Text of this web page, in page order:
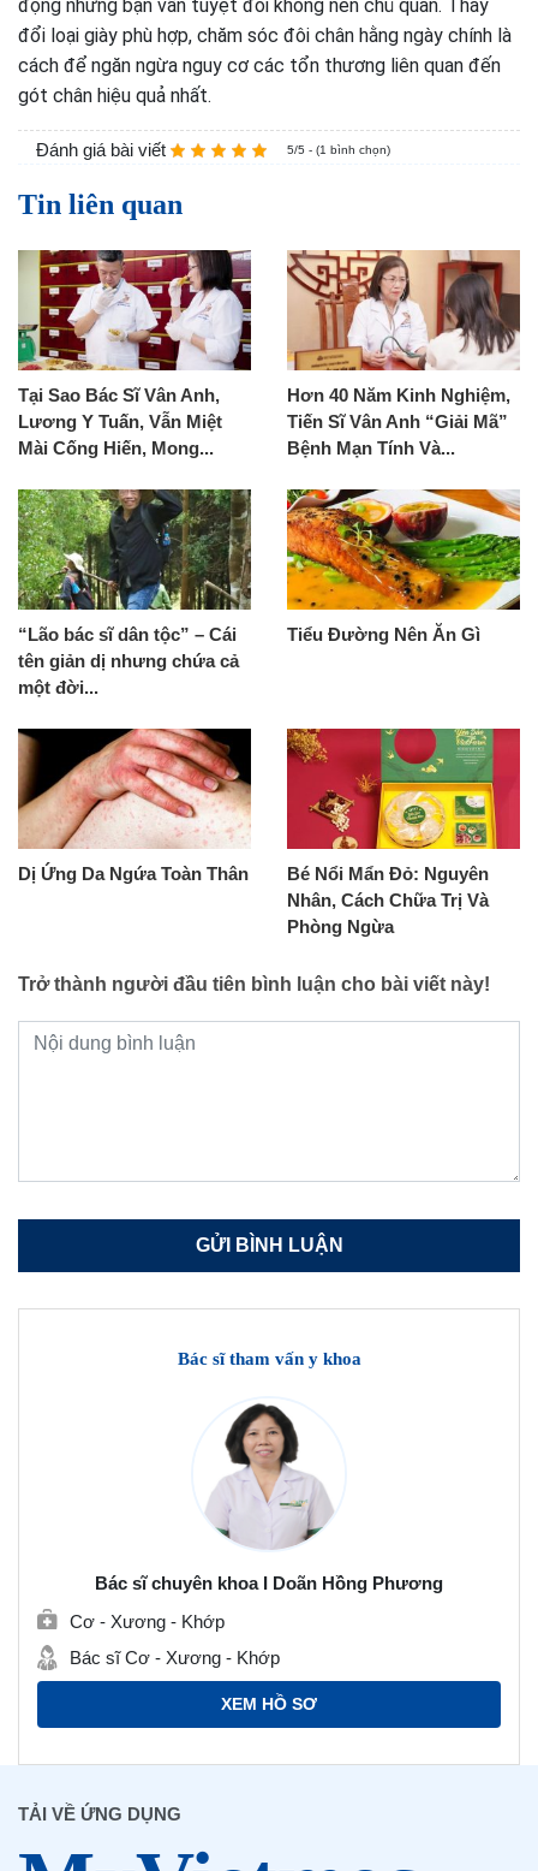
động nhưng bạn vẫn tuyệt đối không nên chủ quan. Thay
đổi loại giày phù hợp, chăm sóc đôi chân hằng ngày chính là
cách để ngăn ngừa nguy cơ các tổn thương liên quan đến
gót chân hiệu quả nhất.
Đánh giá bài viết 5/5 - (1 bình chọn)
Tin liên quan
Tại Sao Bác Sĩ Vân Anh,
Lương Y Tuấn, Vẫn Miệt
Mài Cống Hiến, Mong...
Hơn 40 Năm Kinh Nghiệm,
Tiến Sĩ Vân Anh “Giải Mã”
Bệnh Mạn Tính Và...
“Lão bác sĩ dân tộc” – Cái
tên giản dị nhưng chứa cả
một đời...
Tiểu Đường Nên Ăn Gì
Dị Ứng Da Ngứa Toàn Thân
Bé Nổi Mẩn Đỏ: Nguyên
Nhân, Cách Chữa Trị Và
Phòng Ngừa
Trở thành người đầu tiên bình luận cho bài viết này!
Bác sĩ tham vấn y khoa
Bác sĩ chuyên khoa I Doãn Hồng Phương
Cơ - Xương - Khớp
Bác sĩ Cơ - Xương - Khớp
XEM HỒ SƠ
TẢI VỀ ỨNG DỤNG